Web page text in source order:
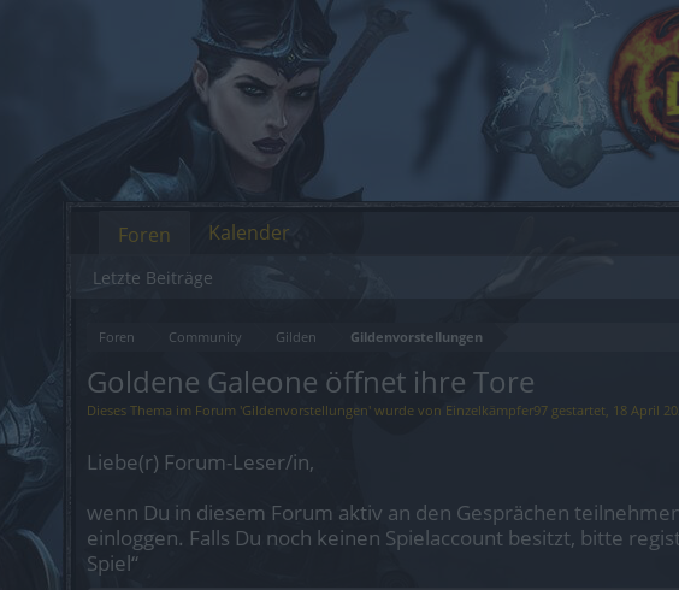
Foren Community Gilden Gildenvorstellungen
Goldene Galeone öffnet ihre Tore
Dieses Thema im Forum 'Gildenvorstellungen' wurde von Einzelkämpfer97 gestartet, 18 April
Liebe(r) Forum-Leser/in,
wenn Du in diesem Forum aktiv an den Gesprächen
einloggen. Falls Du noch keinen Spielaccount besitzt, bitte
Spiel“
Foren
Letzte Beiträge
Kalender